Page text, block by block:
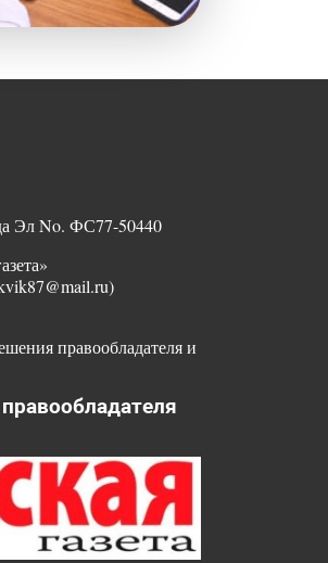
Эл No. ФС77-50440
правообладателя и